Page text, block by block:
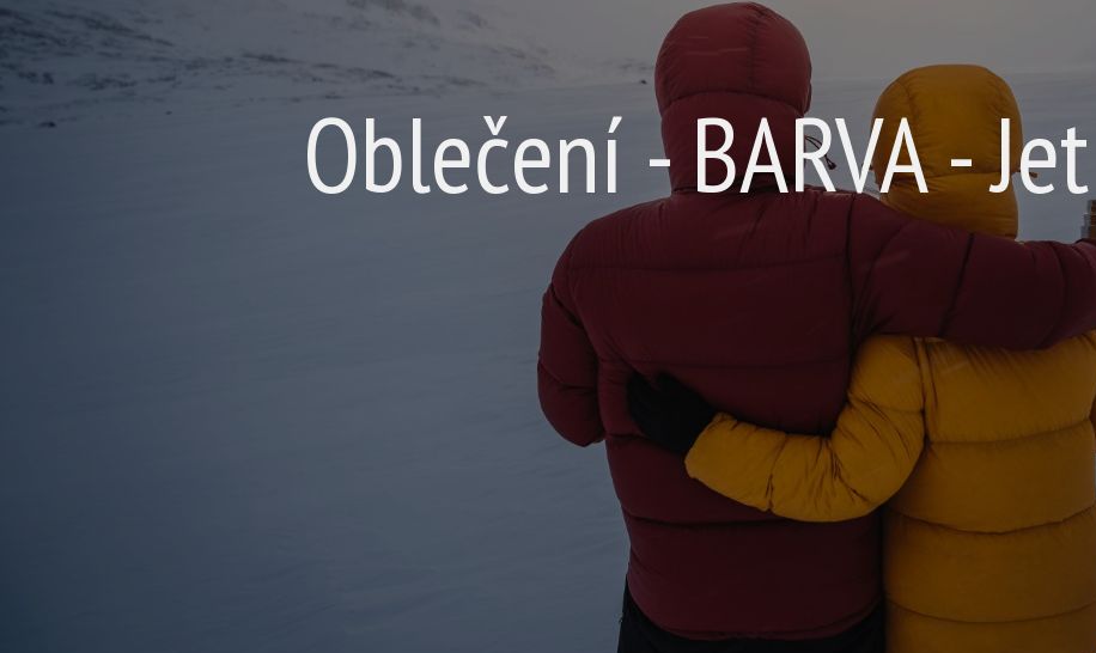
Oblečení - BARVA -